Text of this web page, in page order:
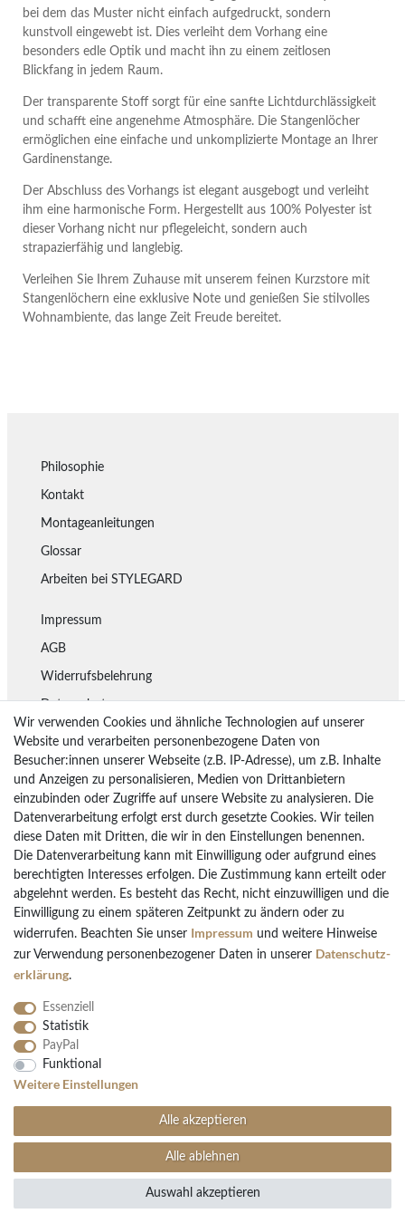
bei dem das Muster nicht einfach aufgedruckt, sondern
kunstvoll eingewebt ist. Dies verleiht dem Vorhang eine
besonders edle Optik und macht ihn zu einem zeitlosen
Blickfang in jedem Raum.
Der transparente Stoff sorgt für eine sanfte Lichtdurchlässigkeit
und schafft eine angenehme Atmosphäre. Die Stangenlöcher
ermöglichen eine einfache und unkomplizierte Montage an Ihrer
Gardinenstange.
Der Abschluss des Vorhangs ist elegant ausgebogt und verleiht
ihm eine harmonische Form. Hergestellt aus 100% Polyester ist
dieser Vorhang nicht nur pflegeleicht, sondern auch
strapazierfähig und langlebig.
Verleihen Sie Ihrem Zuhause mit unserem feinen Kurzstore mit
Stangenlöchern eine exklusive Note und genießen Sie stilvolles
Wohnambiente, das lange Zeit Freude bereitet.
Philosophie
Kontakt
Montageanleitungen
Glossar
Arbeiten bei STYLEGARD
Impressum
AGB
Widerrufsbelehrung
Datenschutz
Lieferung
Rückgaberecht
Vertrag widerrufen
Bezahlarten
PayPal
Vorkasse Überweisung
Kreditkarten
Kauf auf Rechnung
Folgen Sie uns
Wir verwenden Cookies und ähnliche Technologien auf unserer
Website und verarbeiten personenbezogene Daten von
Besucher:innen unserer Webseite (z.B. IP-Adresse), um z.B. Inhalte
und Anzeigen zu personalisieren, Medien von Drittanbietern
einzubinden oder Zugriffe auf unsere Website zu analysieren. Die
Datenverarbeitung erfolgt erst durch gesetzte Cookies. Wir teilen
diese Daten mit Dritten, die wir in den Einstellungen benennen.
Die Datenverarbeitung kann mit Einwilligung oder aufgrund eines
berechtigten Interesses erfolgen. Die Zustimmung kann erteilt oder
abgelehnt werden. Es besteht das Recht, nicht einzuwilligen und die
Einwilligung zu einem späteren Zeitpunkt zu ändern oder zu
widerrufen. Beachten Sie unser Impressum und weitere Hinweise
zur Verwendung personenbezogener Daten in unserer Daten­schutz­
erklärung.
Essenziell
Statistik
PayPal
Funktional
Weitere Einstellungen
Alle akzeptieren
Alle ablehnen
Auswahl akzeptieren